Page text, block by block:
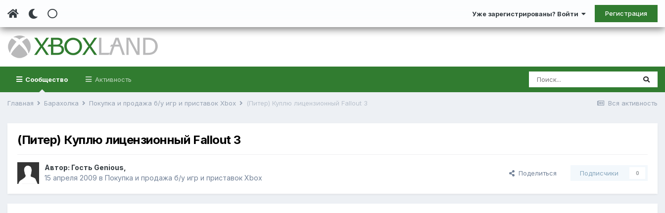
Уже зарегистрированы? Войти Регистрация
Сообщество Активность
Вся активность
Главная Барахолка Покупка и продажа б/у игр и приставок Xbox (Питер) Куплю лицензионный Fallout 3
(Питер) Куплю лицензионный Fallout 3
Автор: Гость Genious
15 апреля 2009 в Покупка и продажа б/у игр и приставок Xbox
Поделиться Подписчики 0